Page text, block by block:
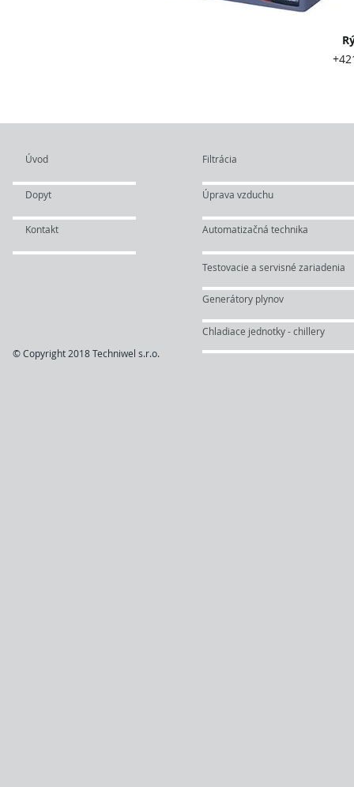
Rýchly
+421 903 417
© Copyright 2018 Techniwel s.r.o.
Kontakt Automatizačná technika
Úprava vzduchu
Dopyt
Filtrácia
Testovacie a servisné zariadenia
Úvod
Generátory plynov
Chladiace jednotky - chillery